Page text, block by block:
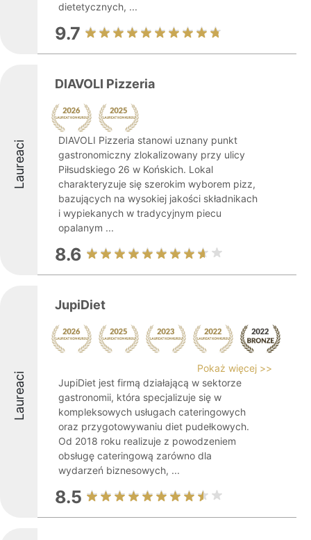
dietetycznych, ...
9.7
Laureaci
DIAVOLI Pizzeria
DIAVOLI Pizzeria stanowi uznany punkt
gastronomiczny zlokalizowany przy ulicy
Piłsudskiego 26 w Końskich. Lokal
charakteryzuje się szerokim wyborem pizz,
bazujących na wysokiej jakości składnikach
i wypiekanych w tradycyjnym piecu
opalanym ...
8.6
Laureaci
JupiDiet
Pokaż więcej >>
JupiDiet jest firmą działającą w sektorze
gastronomii, która specjalizuje się w
kompleksowych usługach cateringowych
oraz przygotowywaniu diet pudełkowych.
Od 2018 roku realizuje z powodzeniem
obsługę cateringową zarówno dla
wydarzeń biznesowych, ...
8.5